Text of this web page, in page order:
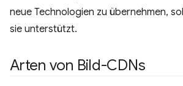
neue Technologien zu übernehmen,
sie unterstützt.
Arten von Bild-CDNs